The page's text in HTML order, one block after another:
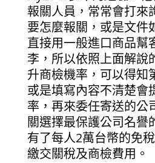
報關人員，常常會打來
要怎麼報關，或是文件
直接用一般進口商品幫
李，所以依照上面解說
升商檢機率，可以得知
或是填寫內容不清楚會
率，再來委任寄送的公
關選擇最保護公司名譽
有了每人2萬台幣的免
繳交關稅及商檢費用。